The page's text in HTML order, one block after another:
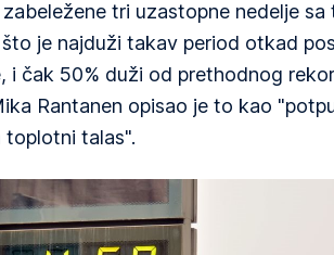
tri uzastopne nedelje sa
je najduži takav period otkad
i čak 50% duži od prethodnog
Rantanen opisao je to kao
toplotni talas".